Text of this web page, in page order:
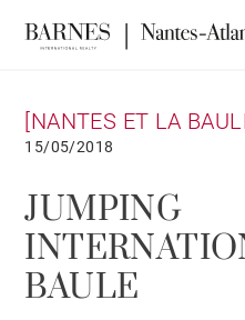
[NANTES ET LA
15/05/2018
JUMPING
BAULE